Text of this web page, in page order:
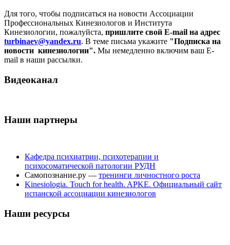
Для того, чтобы подписаться на новости Ассоциации
Профессиональных Кинезиологов и Института
Кинезиологии, пожалуйста, пришлите свой E-mail на адрес
turbinaev@yandex.ru. В теме письма укажите "Подписка на
новости кинезиологии". Мы немедленно включим ваш E-
mail в наши рассылки.
Видеоканал
Наши партнеры
Кафедра психиатрии, психотерапии и
психосоматической патологии РУДН
Самопознание.ру — тренинги личностного роста
Kinesiologia. Touch for health. APKE. Официальный сайт
испанской ассоциации кинезиологов
Наши ресурсы